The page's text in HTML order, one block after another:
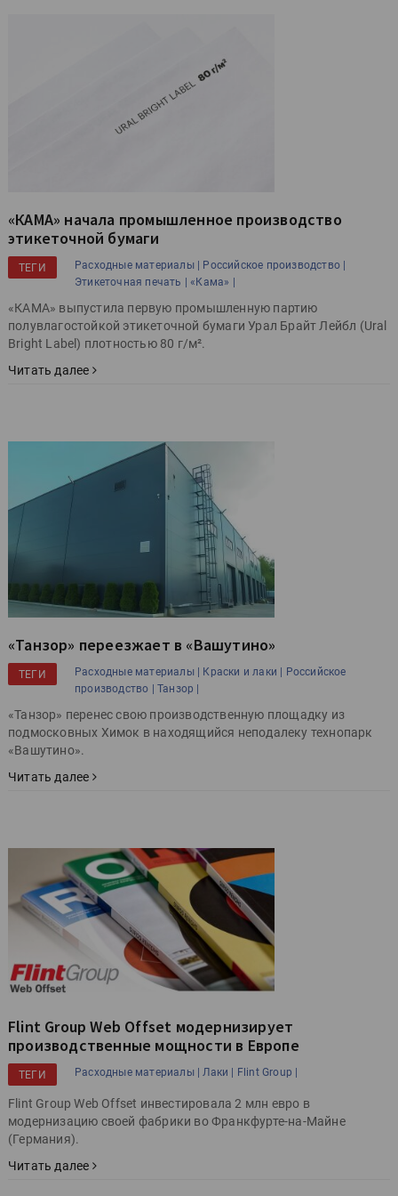
«КАМА» начала промышленное производство
этикеточной бумаги
ТЕГИ Расходные материалы |
Российское производство |
Этикеточная печать |
«Кама» |
«КАМА» выпустила первую промышленную партию
полувлагостойкой этикеточной бумаги Урал Брайт Лейбл (Ural
Bright Label) плотностью 80 г/м².
Читать далее
«Танзор» переезжает в «Вашутино»
ТЕГИ Расходные материалы | Краски и лаки |
Российское
производство |
Танзор |
«Танзор» перенес свою производственную площадку из
подмосковных Химок в находящийся неподалеку технопарк
«Вашутино».
Читать далее
Flint Group Web Offset модернизирует
производственные мощности в Европе
ТЕГИ Расходные материалы | Лаки | Flint Group |
Flint Group Web Offset инвестировала 2 млн евро в
модернизацию своей фабрики во Франкфурте-на-Майне
(Германия).
Читать далее